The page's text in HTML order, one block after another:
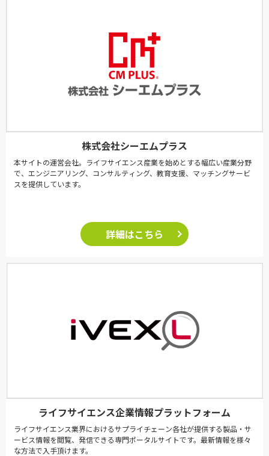
株式会社シーエムプラス
本サイトの運営会社。ライフサイエンス産業を始めとする幅広い産業分野
で、エンジニアリング、コンサルティング、教育支援、マッチングサービ
スを提供しています。
詳細はこちら
ライフサイエンス企業情報プラットフォーム
ライフサイエンス業界におけるサプライチェーン各社が提供する製品・サ
ービス情報を閲覧、発信できる専門ポータルサイトです。最新情報を様々
な方法で入手頂けます。